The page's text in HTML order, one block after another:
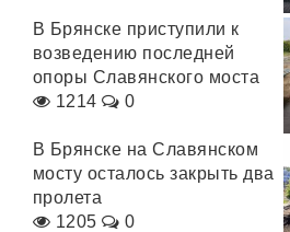
В Брянске приступили к
возведению последней
опоры Славянского моста
1214
0
В Брянске на Славянском
мосту осталось закрыть два
пролета
1205
0